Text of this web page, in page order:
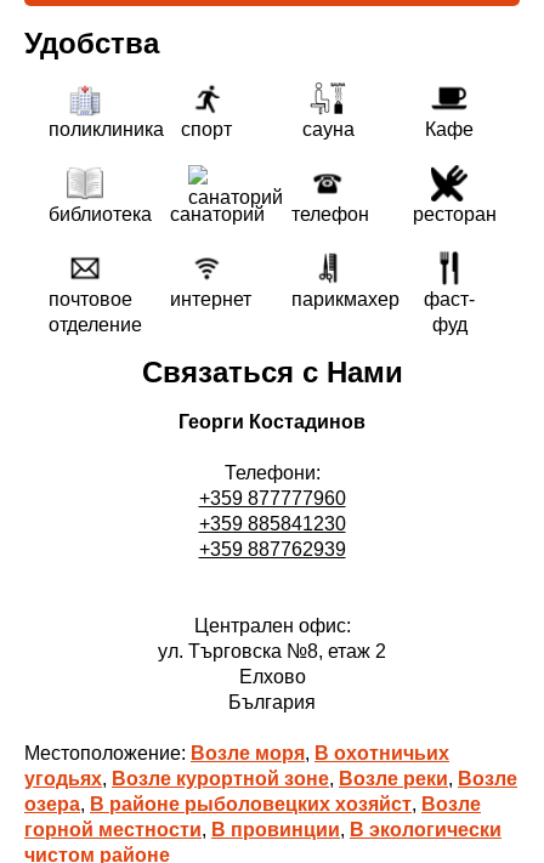
Удобства
поликлиника спорт сауна Кафе
библиотека санаторий телефон ресторан
почтовое
отделение
интернет парикмахер
фаст-
фуд
Связаться с Нами
Георги Костадинов
Телефони:
+359 877777960
+359 885841230
+359 887762939
Централен офис:
ул. Търговска №8, етаж 2
Елхово
България
Местоположение: Возле моря, В охотничьих
угодьях, Возле курортной зоне, Возле реки, Возле
озера, В районе рыболовецких хозяйст, Возле
горной местности, В провинции, В экологически
чистом районе